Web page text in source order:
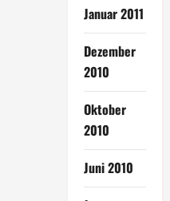
Januar 2011
Dezember
2010
Oktober
2010
Juni 2010